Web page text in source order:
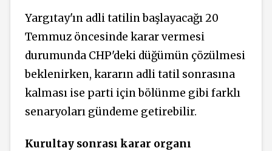
Yargıtay'ın adli tatilin başlayacağı 20
Temmuz öncesinde karar vermesi
durumunda CHP'deki düğümün çözülmesi
beklenirken, kararın adli tatil sonrasına
kalması ise parti için bölünme gibi farklı
senaryoları gündeme getirebilir.
Kurultay sonrası karar organı